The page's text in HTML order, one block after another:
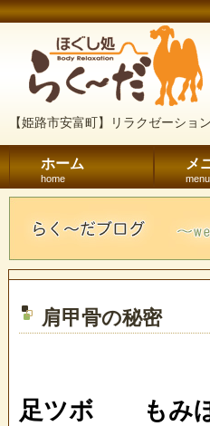
【姫路市安富町】リラクゼーショ
ホーム
home
メ
menu
肩甲骨の秘密
足ツボ もみ